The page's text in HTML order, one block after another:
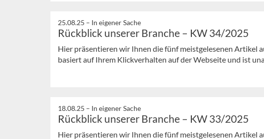
25.08.25 – In eigener Sache
Rückblick unserer Branche – KW 34/2025
Hier präsentieren wir Ihnen die fünf meistgelesenen Artikel
basiert auf Ihrem Klickverhalten auf der Webseite und ist
18.08.25 – In eigener Sache
Rückblick unserer Branche – KW 33/2025
Hier präsentieren wir Ihnen die fünf meistgelesenen Artikel